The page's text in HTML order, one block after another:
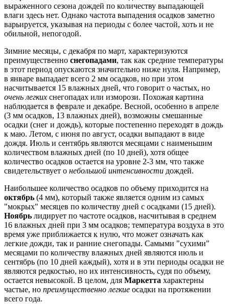
выраженного сезона дождей по количеству выпадающей
влаги здесь нет. Однако частота выпадения осадков заметно
варьируется, указывая на периоды с более частой, хоть и не
обильной, непогодой.
Зимние месяцы, с декабря по март, характеризуются
преимущественно снегопадами, так как средние температуры
в этот период опускаются значительно ниже нуля. Например,
в январе выпадает всего 2 мм осадков, но при этом
насчитывается 15 влажных дней, что говорит о частых, но
очень легких снегопадах или изморози. Похожая картина
наблюдается в феврале и декабре. Весной, особенно в апреле
(3 мм осадков, 13 влажных дней), возможны смешанные
осадки (снег и дождь), которые постепенно переходят в дождь
к маю. Летом, с июня по август, осадки выпадают в виде
дождя. Июль и сентябрь являются месяцами с наименьшим
количеством влажных дней (по 10 дней), хотя общее
количество осадков остается на уровне 2-3 мм, что также
свидетельствует о небольшой интенсивности дождей.
Наибольшее количество осадков по объему приходится на
октябрь (4 мм), который также является одним из самых
"мокрых" месяцев по количеству дней с осадками (15 дней).
Ноябрь лидирует по частоте осадков, насчитывая в среднем
16 влажных дней при 3 мм осадков; температура воздуха в это
время уже приближается к нулю, что может означать как
легкие дожди, так и ранние снегопады. Самыми "сухими"
месяцами по количеству влажных дней являются июль и
сентябрь (по 10 дней каждый), хотя и в эти периоды осадки не
являются редкостью, но их интенсивность, судя по объему,
остается невысокой. В целом, для Маркетта характерны
частые, но преимущественно легкие осадки на протяжении
всего года.